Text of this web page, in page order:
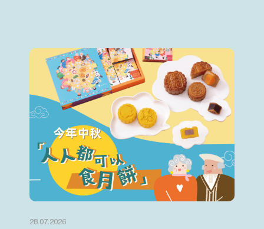
28.07.2026